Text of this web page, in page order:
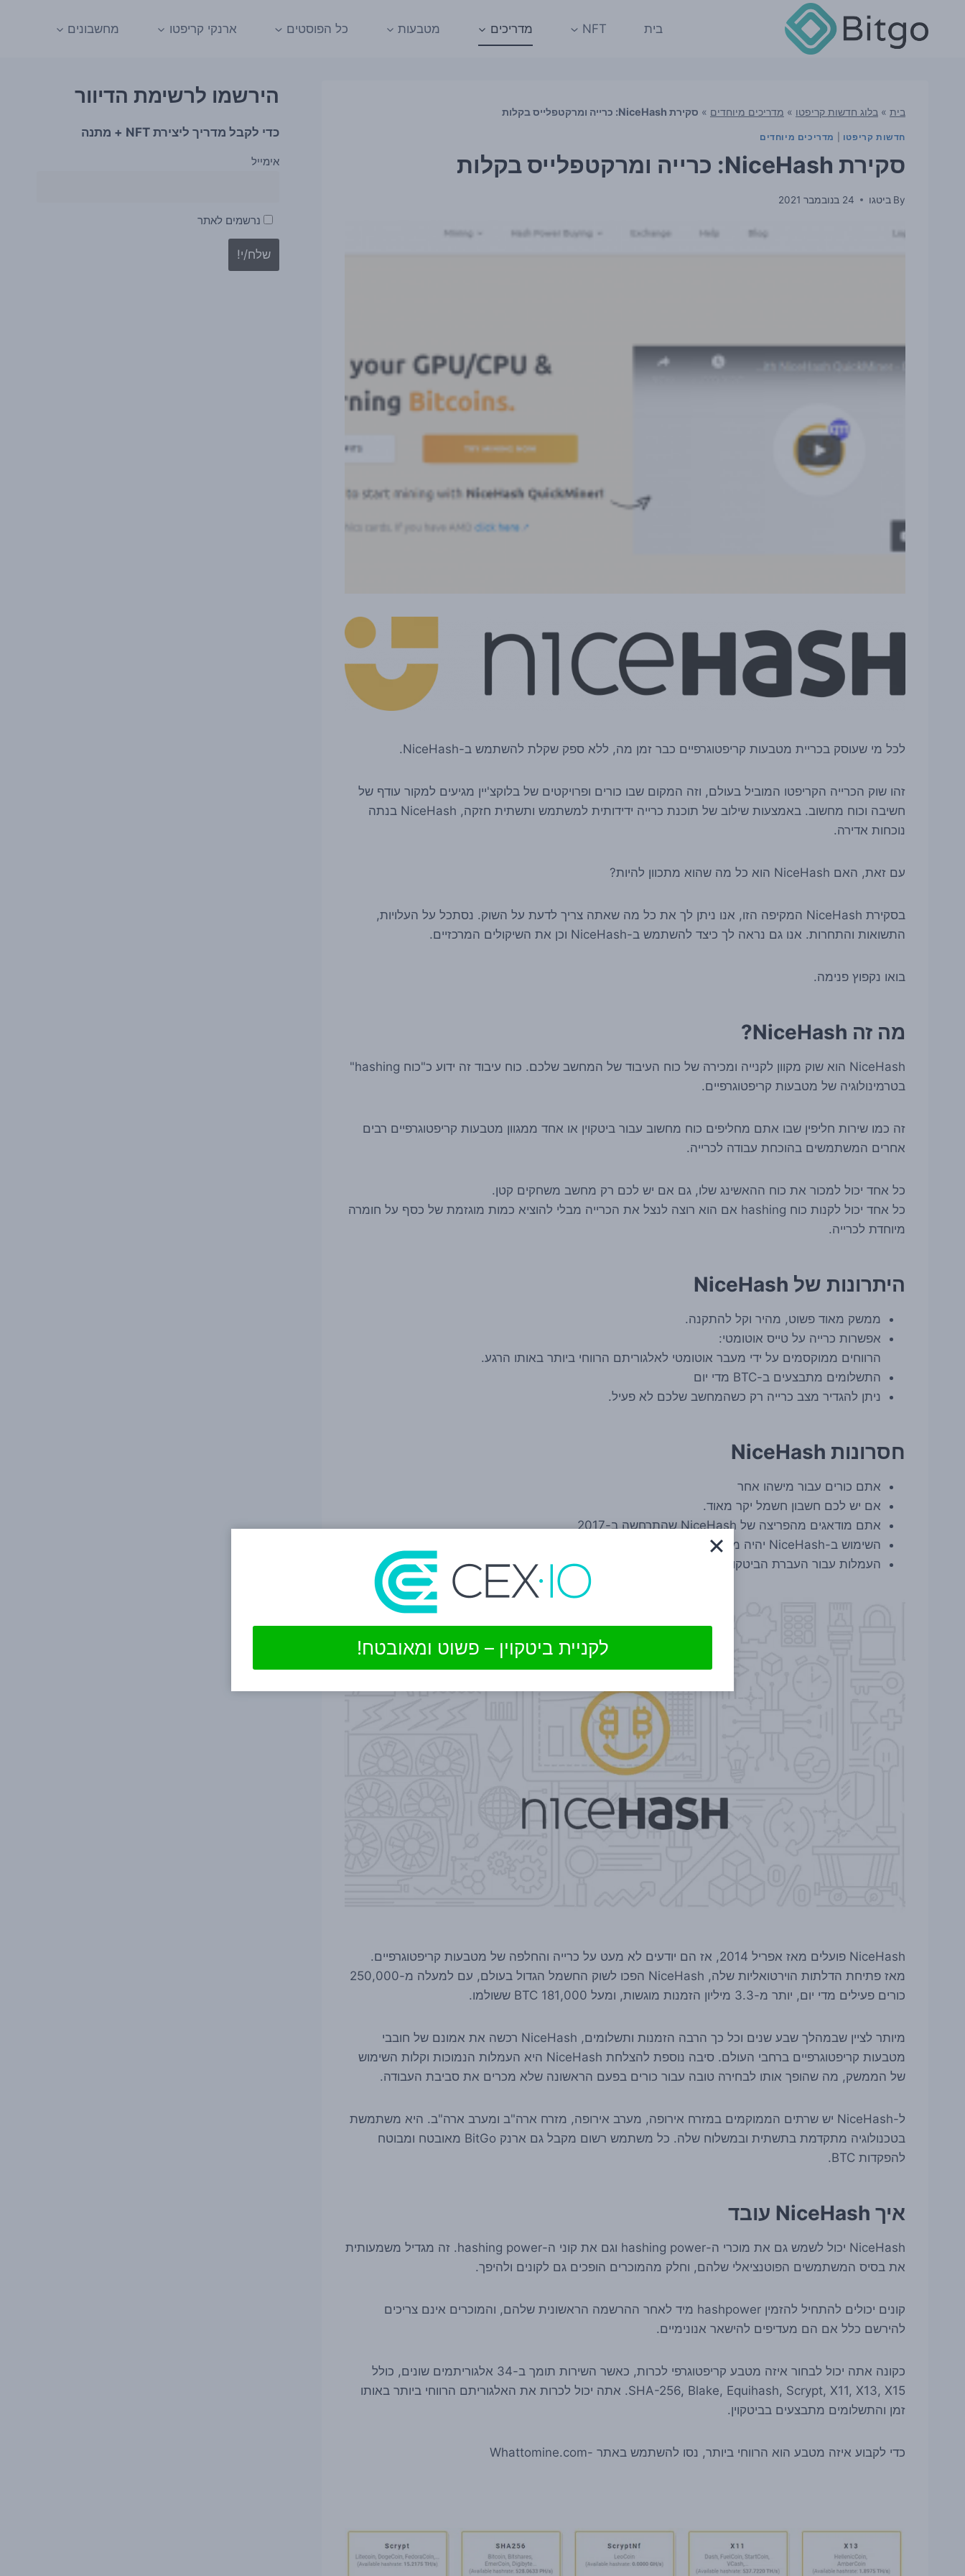
בית NFT מדריכים מטבעות כל הפוסטים ארנקי קריפטו מחשבונים
בית » בלוג חדשות קריפטו » מדריכים מיוחדים » סקירת NiceHash: כרייה ומרקטפלייס בקלות
חדשות קריפטו מדריכים מיוחדים
סקירת NiceHash: כרייה ומרקטפלייס בקלות
By ביטגו 24 בנובמבר 2021
לכל מי שעוסק בכריית מטבעות קריפטוגרפיים כבר זמן מה, ללא ספק שקלת להשתמש ב-NiceHash.
זהו שוק הכרייה הקריפטו המוביל בעולם, וזה המקום שבו כורים ופרויקטים של בלוקצ'יין מגיעים למקור עודף של
חשיבה וכוח מחשוב. באמצעות שילוב של תוכנת כרייה ידידותית למשתמש ותשתית חזקה, NiceHash בנתה
נוכחות אדירה.
עם זאת, האם NiceHash הוא כל מה שהוא מתכוון להיות?
בסקירת NiceHash המקיפה הזו, אנו ניתן לך את כל מה שאתה צריך לדעת על השוק. נסתכל על העלויות,
התשואות והתחרות. אנו גם נראה לך כיצד להשתמש ב-NiceHash וכן את השיקולים המרכזיים.
בואו נקפוץ פנימה.
מה זה NiceHash?
NiceHash הוא שוק מקוון לקנייה ומכירה של כוח העיבוד של המחשב שלכם. כוח עיבוד זה ידוע כ"כוח hashing"
בטרמינולוגיה של מטבעות קריפטוגרפיים.
זה כמו שירות חליפין שבו אתם מחליפים כוח מחשוב עבור ביטקוין או אחד ממגוון מטבעות קריפטוגרפיים רבים
אחרים המשתמשים בהוכחת עבודה לכרייה.
כל אחד יכול למכור את כוח ההאשינג שלו, גם אם יש לכם רק מחשב משחקים קטן.
כל אחד יכול לקנות כוח hashing אם הוא רוצה לנצל את הכרייה מבלי להוציא כמות מוגזמת של כסף על חומרה
מיוחדת לכרייה.
היתרונות של NiceHash
ממשק מאוד פשוט, מהיר וקל להתקנה.
אפשרות כרייה על טייס אוטומטי:
הרווחים ממוקסמים על ידי מעבר אוטומטי לאלגוריתם הרווחי ביותר באותו הרגע.
התשלומים מתבצעים ב-BTC מדי יום
ניתן להגדיר מצב כרייה רק כשהמחשב שלכם לא פעיל.
חסרונות NiceHash
אתם כורים עבור מישהו אחר
אם יש לכם חשבון חשמל יקר מאוד.
אתם מודאגים מהפריצה של NiceHash שהתרחשה ב-2017
השימוש ב-NiceHash יהיה מעט פחות רווחי מכרייה ישירה של מטבעות
העמלות עבור העברת הביטקוין שהרווחתם יכולות להיות גבוהות יותר מאשר עם רוב המטבעות האחרים.
NiceHash פועלים מאז אפריל 2014, אז הם יודעים לא מעט על כרייה והחלפה של מטבעות קריפטוגרפיים.
מאז פתיחת הדלתות הוירטואליות שלה, NiceHash הפכו לשוק החשמל הגדול בעולם, עם למעלה מ-250,000
כורים פעילים מדי יום, יותר מ-3.3 מיליון הזמנות מוגשות, ומעל 181,000 BTC ששולמו.
מיותר לציין שבמהלך שבע שנים וכל כך הרבה הזמנות ותשלומים, NiceHash רכשה את אמונם של חובבי
מטבעות קריפטוגרפיים ברחבי העולם. סיבה נוספת להצלחת NiceHash היא העמלות הנמוכות וקלות השימוש
של הממשק, מה שהופך אותו לבחירה טובה עבור כורים בפעם הראשונה שלא מכרים את סביבת העבודה.
ל-NiceHash יש שרתים הממוקמים במזרח אירופה, מערב אירופה, מזרח ארה"ב ומערב ארה"ב. היא משתמשת
בטכנולוגיה מתקדמת בתשתית ובמשלוח שלה. כל משתמש רשום מקבל גם ארנק BitGo מאובטח ומבוטח
להפקדות BTC.
איך NiceHash עובד
NiceHash יכול לשמש גם את מוכרי ה-hashing power וגם את קוני ה-hashing power. זה מגדיל משמעותית
את בסיס המשתמשים הפוטנציאלי שלהם, וחלק מהמוכרים הופכים גם לקונים ולהיפך.
קונים יכולים להתחיל להזמין hashpower מיד לאחר ההרשמה הראשונית שלהם, והמוכרים אינם צריכים
להירשם כלל אם הם מעדיפים להישאר אנונימיים.
כקונה אתה יכול לבחור איזה מטבע קריפטוגרפי לכרות, כאשר השירות תומך ב-34 אלגוריתמים שונים, כולל
SHA-256, Blake, Equihash, Scrypt, X11, X13, X15. אתה יכול לכרות את האלגוריתם הרווחי ביותר באותו
זמן והתשלומים מתבצעים בביטקוין.
כדי לקבוע איזה מטבע הוא הרווחי ביותר, נסו להשתמש באתר -Whattomine.com
הירשמו לרשימת הדיוור
כדי לקבל מדריך ליצירת NFT + מתנה
אימייל
נרשמים לאתר
לקניית ביטקוין – פשוט ומאובטח!